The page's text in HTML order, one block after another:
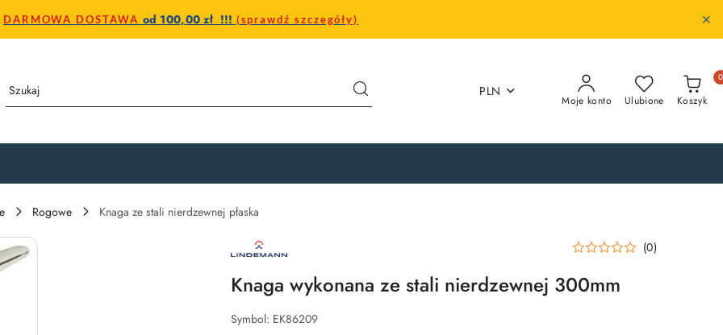
DARMOWA DOSTAWA od 100,00 zł !!! (sprawdź szczegóły)
PLN
Moje konto Ulubione Koszyk
0
Rogowe
Knaga ze stali nierdzewnej płaska
ROBERT
LINDEMANN
–
LOGO
NIEMIECKIEGO
PRODUCENTA
OSPRZĘTU
(0)
Knaga wykonana ze stali nierdzewnej 300mm
Symbol: EK86209